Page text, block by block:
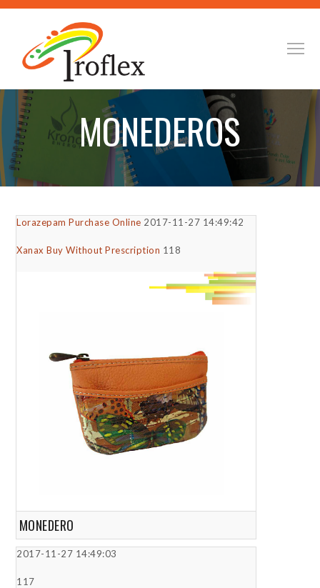
MONEDEROS
Lorazepam Purchase Online 2017-11-27 14:49:42
Xanax Buy Without Prescription 118
MONEDERO
2017-11-27 14:49:03
117